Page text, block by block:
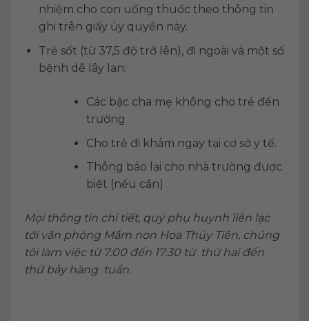
nhiệm cho con uống thuốc theo thông tin
ghi trên giấy ủy quyền này.
Trẻ sốt (từ 37,5 độ trở lên), đi ngoài và một số
bệnh dễ lây lan:
Các bậc cha mẹ không cho trẻ đến
trường
Cho trẻ đi khám ngay tại cơ sở y tế.
Thông báo lại cho nhà trường được
biết (nếu cần)
Mọi thông tin chi tiết, quý phụ huynh liên lạc
tới văn phòng Mầm non Hoa Thủy Tiên, chúng
tôi làm việc từ 7:00 đến 17:30 từ thứ hai đến
thứ bảy hàng tuần.